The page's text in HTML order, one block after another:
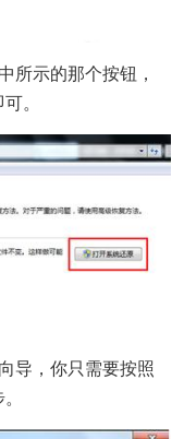
示的那个按钮，
。
，你只需要按照